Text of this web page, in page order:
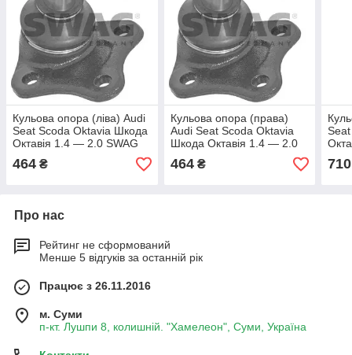
Кульова опора (ліва) Audi
Seat Scoda Oktavia Шкода
Октавія 1.4 — 2.0 SWAG
(сваг)
464 ₴
Кульова опора (права)
Audi Seat Scoda Oktavia
Шкода Октавія 1.4 — 2.0
SWAG (сваг)
464₴ 710
Про нас
Рейтинг не сформований
Менше 5 відгуків за останній рік
Працює з 26.11.2016
м. Суми
п-кт. Лушпи 8, колишній. "Хамелеон", Суми, Україна